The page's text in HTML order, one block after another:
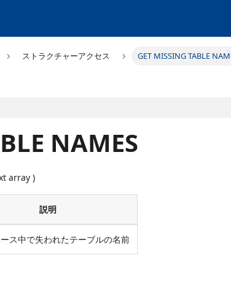
ストラクチャーアクセス GET MISSING TABLE
NAMES
array )
説明
ス中で失われたテーブルの名前